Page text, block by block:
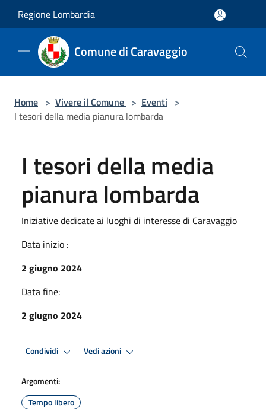
Regione Lombardia
Comune di Caravaggio
Home > Vivere il Comune > Eventi >
I tesori della media pianura lombarda
I tesori della media
pianura lombarda
Iniziative dedicate ai luoghi di interesse di Caravaggio
Data inizio :
2 giugno 2024
Data fine:
2 giugno 2024
Condividi Vedi azioni
Argomenti:
Tempo libero